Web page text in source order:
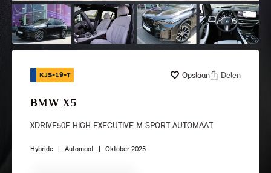
KJS-19-T Opslaan Delen
BMW X5
XDRIVE50E HIGH EXECUTIVE M SPORT AUTOMAAT
Hybride | Automaat | Oktober 2025